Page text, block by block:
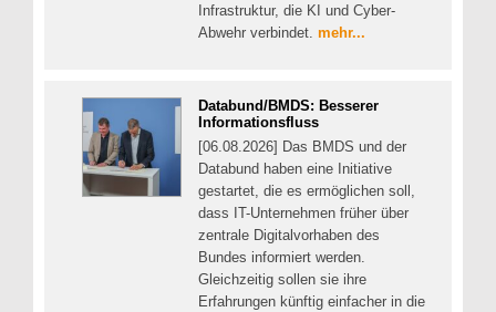
Infrastruktur, die KI und Cyber-
Abwehr verbindet. mehr...
Databund/BMDS: Besserer
Informationsfluss
[06.08.2026] Das BMDS und der
Databund haben eine Initiative
gestartet, die es ermöglichen soll,
dass IT-Unternehmen früher über
zentrale Digitalvorhaben des
Bundes informiert werden.
Gleichzeitig sollen sie ihre
Erfahrungen künftig einfacher in die